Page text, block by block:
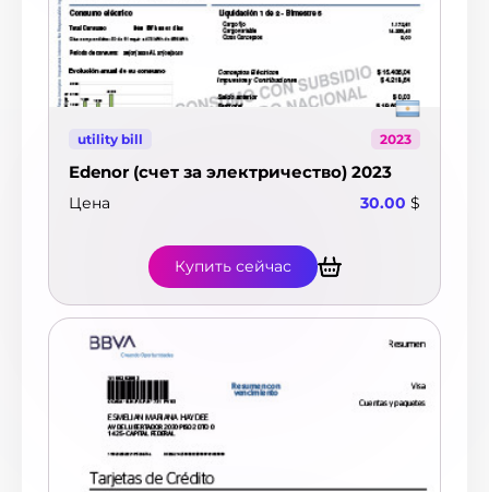
utility bill 2023
Edenor (счет за электричество) 2023
Цена 30.00 $
Купить сейчас